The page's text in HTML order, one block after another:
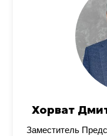
Хорват
Заместитель